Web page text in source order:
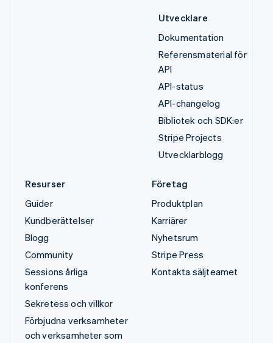
Utvecklare
Dokumentation
Referensmaterial för
API
API-status
API-changelog
Bibliotek och SDK:er
Stripe Projects
Utvecklarblogg
Resurser
Guider
Kundberättelser
Blogg
Community
Sessions årliga
konferens
Sekretess och villkor
Förbjudna verksamheter
och verksamheter som
Företag
Produktplan
Karriärer
Nyhetsrum
Stripe Press
Kontakta säljteamet